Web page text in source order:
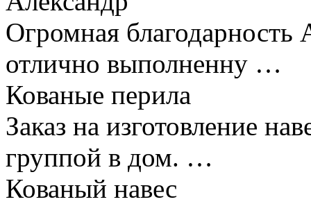
Огромная благодарность
отлично выполненну …
Кованые перила
Заказ на изготовление
группой в дом. …
Кованый навес